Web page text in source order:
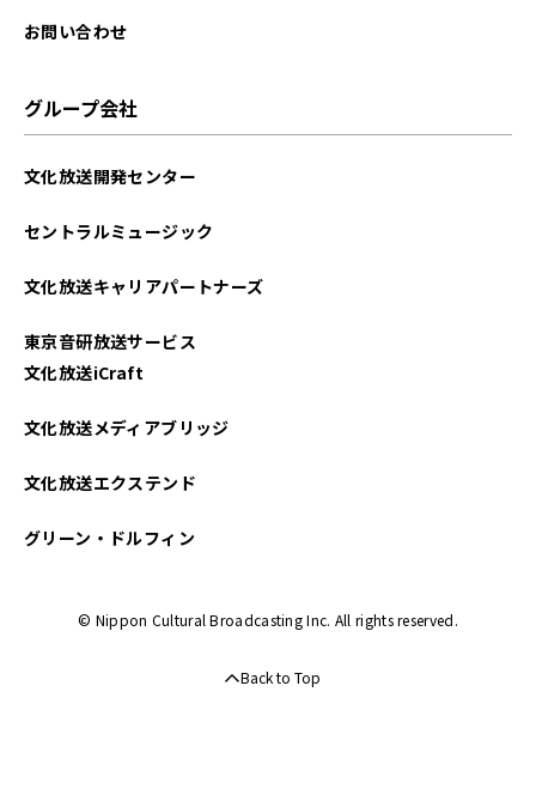
2025年06月
2025年01月
2024年12月
2024年11月
お問い合わせ
グループ会社
文化放送開発センター
セントラルミュージック
文化放送キャリアパートナーズ
東京音研放送サービス
文化放送iCraft
文化放送メディアブリッジ
文化放送エクステンド
グリーン・ドルフィン
© Nippon Cultural Broadcasting Inc. All rights reserved.
Back to Top